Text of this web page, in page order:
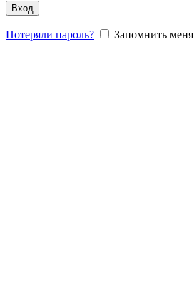
Вход
Потеряли пароль? Запомнить меня